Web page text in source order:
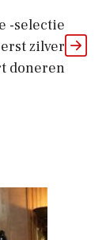
-selectie
zilver
doneren